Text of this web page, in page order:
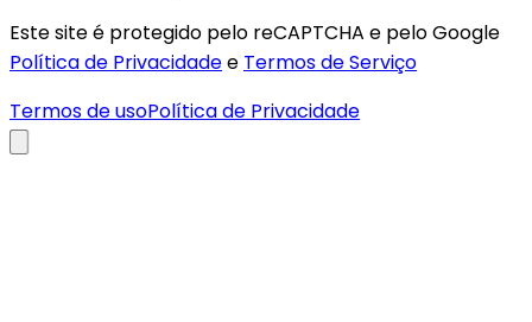
Este site é protegido pelo reCAPTCHA e pelo Google
Política de Privacidadee Termos de Serviço
Termos de usoPolítica de Privacidade